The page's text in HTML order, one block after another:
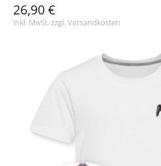
26,90 €
inkl. MwSt. zzgl.Versandkosten